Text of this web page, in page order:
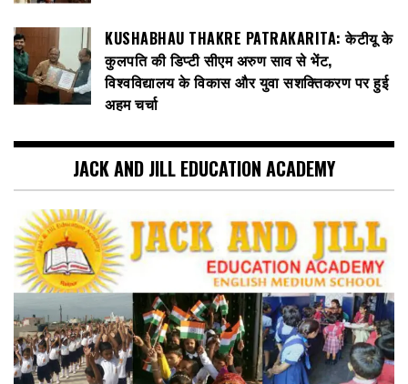
KUSHABHAU THAKRE PATRAKARITA: केटीयू के
कुलपति की डिप्टी सीएम अरुण साव से भेंट,
विश्वविद्यालय के विकास और युवा सशक्तिकरण पर हुई
अहम चर्चा
JACK AND JILL EDUCATION ACADEMY